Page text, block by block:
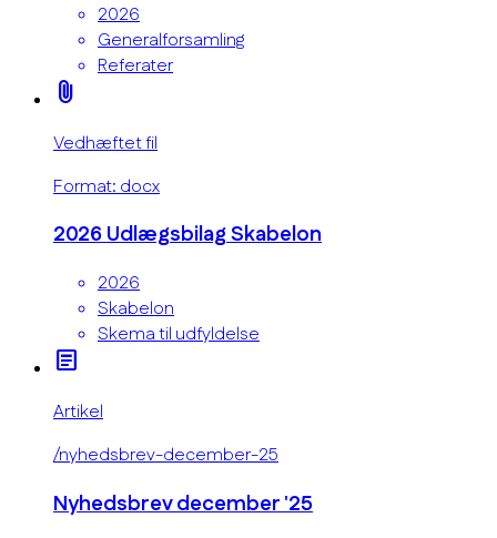
2026
Generalforsamling
Referater
attach_file
Vedhæftet fil
Format: docx
2026 Udlægsbilag Skabelon
2026
Skabelon
Skema til udfyldelse
article
Artikel
/nyhedsbrev-december-25
Nyhedsbrev december '25